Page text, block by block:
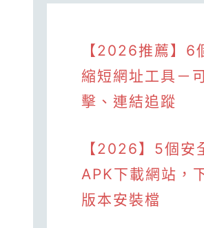
【2026推薦】6
縮短網址工具－
擊、連結追蹤
【2026】5個安
APK下載網站，
版本安裝檔